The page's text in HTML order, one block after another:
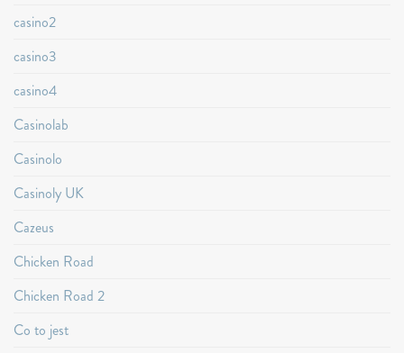
casino2
casino3
casino4
Casinolab
Casinolo
Casinoly UK
Cazeus
Chicken Road
Chicken Road 2
Co to jest